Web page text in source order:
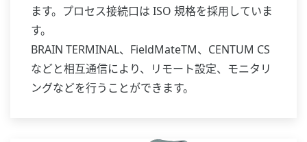
ます。プロセス接続口は ISO 規格を採用していま
す。
BRAIN TERMINAL、FieldMateTM、CENTUM CS
などと相互通信により、リモート設定、モニタリ
ングなどを行うことができます。